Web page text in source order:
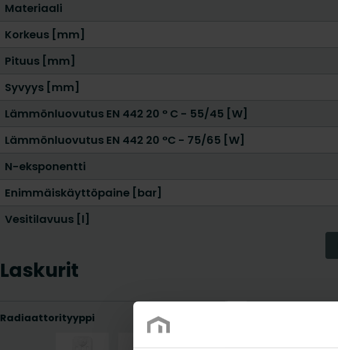
Materiaali
Korkeus [mm]
Pituus [mm]
Syvyys [mm]
Lämmönluovutus EN 442 20 ° C - 55/45 [W]
Lämmönluovutus EN 442 20 °C - 75/65 [W]
N-eksponentti
Enimmäiskäyttöpaine [bar]
Vesitilavuus [l]
Laskurit